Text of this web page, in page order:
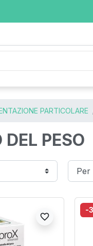
PARTICOLARE
PESO
favorite_border
-